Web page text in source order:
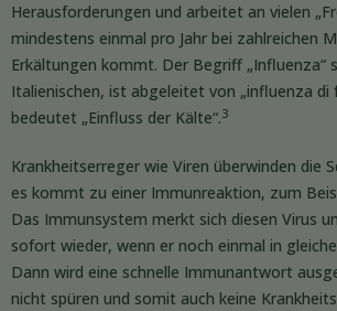
Herausforderungen und arbeitet an vielen
mindestens einmal pro Jahr bei zahlreichen
Erkältungen kommt. Der Begriff „Influenza“
Italienischen, ist abgeleitet von „influenza di
bedeutet „Einfluss der Kälte“.3
Krankheitserreger wie Viren überwinden die
es kommt zu einer Immunreaktion, zum
Das Immunsystem merkt sich diesen Virus
sofort wieder, wenn er noch einmal in
Dann wird eine schnelle Immunantwort
nicht spüren und somit auch keine